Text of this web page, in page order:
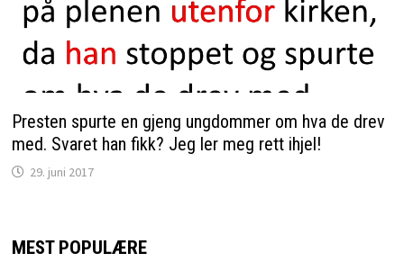
Presten spurte en gjeng ungdommer om hva de drev
med. Svaret han fikk? Jeg ler meg rett ihjel!
29. juni 2017
MEST POPULÆRE